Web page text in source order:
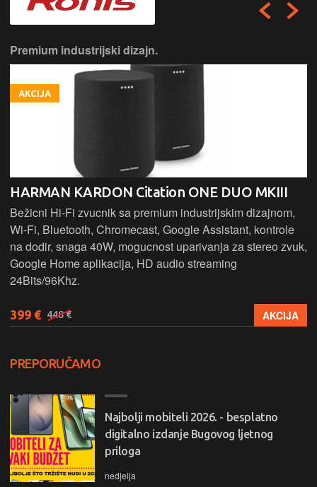
Premium industrijski dizajn.
AKCIJA
HARMAN KARDON Citation ONE DUO MKIII
Bežicni Hi-Fi zvucnik sa premium industrijskim dizajnom,
Wi-Fi, Bluetooth, Chromecast, Google Assistant, kontrole
na dodir, snaga 40W, mogucnost uparivanja za stereo zvuk,
Google Home aplikacija, HD audio streaming
24Bits/96Khz.
399 € 448 € AKCIJA
PREPORUČAMO
Najbolji mobiteli 2026. - besplatno
digitalno izdanje Bugovog ljetnog
priloga
nedjelja